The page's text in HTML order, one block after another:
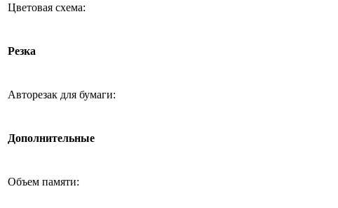
Цветовая схема:
Резка
Авторезак для бумаги:
Дополнительные
Объем памяти: